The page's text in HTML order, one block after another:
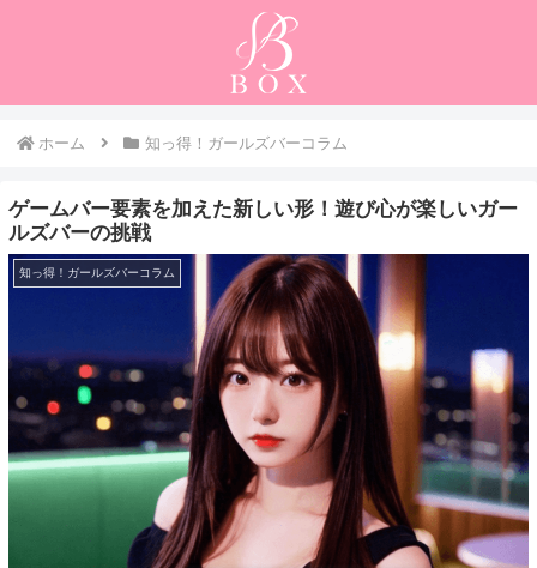
ホーム 知っ得！ガールズバーコラム
ゲームバー要素を加えた新しい形！遊び心が楽しいガー
ルズバーの挑戦
知っ得！ガールズバーコラム